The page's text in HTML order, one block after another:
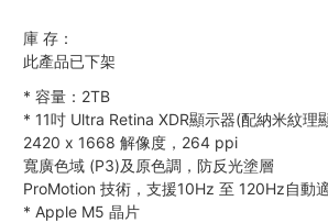
庫 存：
此產品已下架
* 容量：2TB
* 11吋 Ultra Retina XDR顯示器(配納米紋理
2420 x 1668 解像度，264 ppi
寬廣色域 (P3)及原色調，防反光塗層
ProMotion 技術，支援10Hz 至 120Hz自動
* Apple M5 晶片